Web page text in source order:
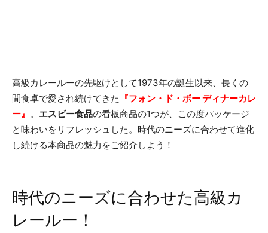
高級カレールーの先駆けとして1973年の誕生以来、長くの
間食卓で愛され続けてきた 『フォン・ド・ボー ディナーカレ
ー』 。 エスビー食品の看板商品の1つが、この度パッケージ
と味わいをリフレッシュした。時代のニーズに合わせて進化
し続ける本商品の魅力をご紹介しよう！
時代のニーズに合わせた高級カ
レールー！